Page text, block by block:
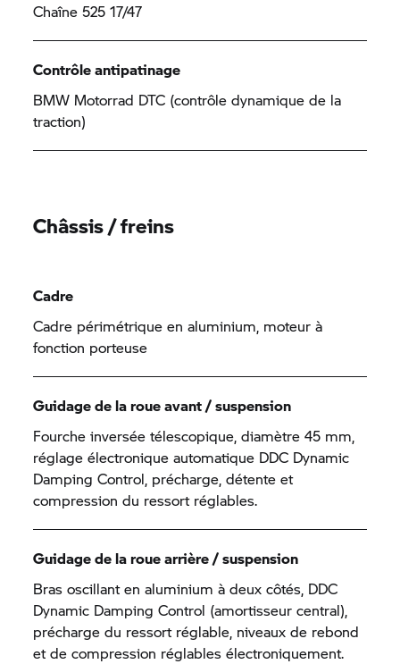
Chaîne 525 17/47
Contrôle antipatinage
BMW Motorrad DTC (contrôle dynamique de la
traction)
Châssis / freins
Cadre
Cadre périmétrique en aluminium, moteur à
fonction porteuse
Guidage de la roue avant / suspension
Fourche inversée télescopique, diamètre 45 mm,
réglage électronique automatique DDC Dynamic
Damping Control, précharge, détente et
compression du ressort réglables.
Guidage de la roue arrière / suspension
Bras oscillant en aluminium à deux côtés, DDC
Dynamic Damping Control (amortisseur central),
précharge du ressort réglable, niveaux de rebond
et de compression réglables électroniquement.